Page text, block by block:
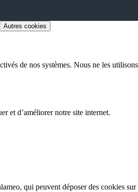
Autres cookies
de nos systèmes. Nous ne les
et d’améliorer notre site internet.
qui peuvent déposer des cookies